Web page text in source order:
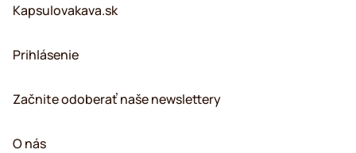
Kapsulovakava.sk
Prihlásenie
Začnite odoberať naše newslettery
O nás